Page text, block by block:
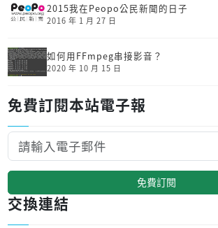
2015我在Peopo公民新聞的日子
2016 年 1 月 27 日
如何用FFmpeg串接影音？
2020 年 10 月 15 日
免費訂閱本站電子報
免費訂閱
交換連結